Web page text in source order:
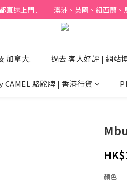
送上門 .           澳洲、英國、紐西蘭、
加拿大. 過去 客人好評 | 網站
CAMEL 駱駝牌 | 香港行貨
顏色